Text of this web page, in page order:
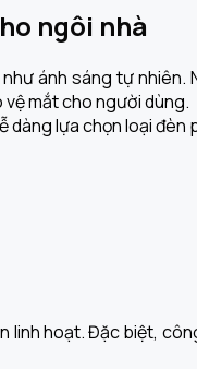
ngôi nhà
ánh sáng tự
vệ mắt cho người dùng.
lựa chọn loại đèn
hoạt. Đặc biệt,